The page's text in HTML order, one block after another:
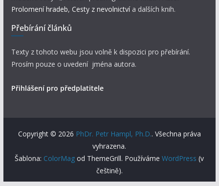
Prolomení hradeb, Cesty z nevolnictví a dalších knih.
Přebírání článků
Texty z tohoto webu jsou volně k dispozici pro přebírání.
Prosím pouze o uvedení jména autora.
Přihlášení pro předplatitele
Copyright © 2026 PhDr. Petr Hampl, Ph.D.. Všechna práva
vyhrazena.
Šablona: ColorMag od ThemeGrill. PoužívámeWordPress (v
češtině).